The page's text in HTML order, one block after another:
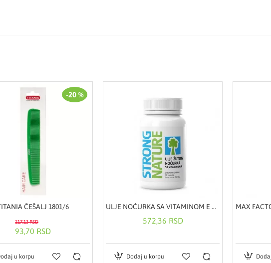
-20 %
ČEŠALJ 1801/6
93,70 RSD
117,13 RSD
u korpu
ULJE NOĆURKA SA VITAMINOM E KAPSULE A30
572,36 RSD
Dodaj u korpu